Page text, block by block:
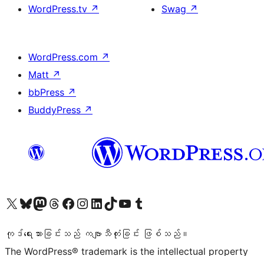
WordPress.tv ↗
Swag ↗
WordPress.com ↗
Matt ↗
bbPress ↗
BuddyPress ↗
ကျွန်ုပ်တို့၏ X (ယခင် Twitter) အကောင့်သို့ သွားရောက်ကြည့်ရှုပါကျွန်ုပ်တို့၏ Bluesky အကောင့်သို့ ဝင်ရောက်ကြည့်ရှုရန်
ကျွန်ုပ်တို့၏ Mastodon အကောင့်သို့ သွားရောက်ကြည့်ရှုပါကျွန်ုပ်တို့၏ Threads အကောင့်သို့ ဝင်ရောက်ကြည့်ရှုရန်
ကျွန်ုပ်တို့၏ Facebook စာမျက်နှာသို့ သွားရောက်ကြည့်ရှုပါကျွန်ုပ်တို့၏ Instagram အကောင့်သို့ သွားရောက်ကြည့်ရှုပါ ကျွန်ုပ်တို့၏ LinkedIn အကောင့်သို့ သွားရောက်ကြည့်ရှုပါကျွန်ုပ်တို့၏ TikTok အကောင့်သို့ ဝင်ရောက်ကြည့်ရှုရန်
ကျွန်ုပ်တို့၏ YouTube ချန်နယ်သို့ သွားရောက်ကြည့်ရှုပါ ကျွန်ုပ်တို့၏ Tumblr အကောင့်သို့ ဝင်ရောက်ကြည့်ရှုရန်
ကုဒ်ရေးသားခြင်းသည် ကဗျာသီကုံးခြင်း ဖြစ်သည်။
The WordPress® trademark is the intellectual property